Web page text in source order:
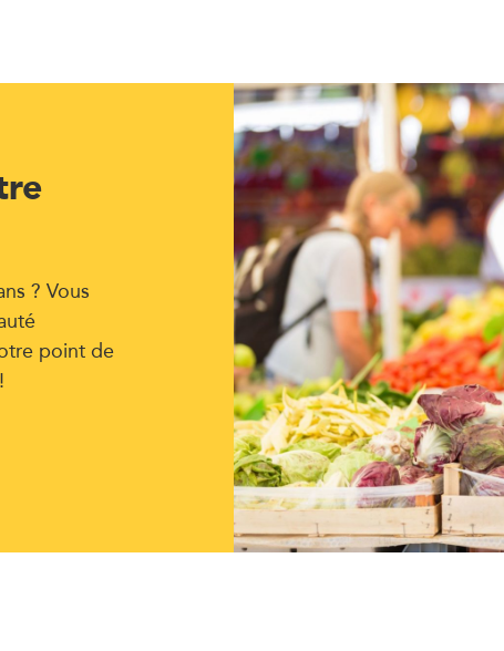
? Vous
point de